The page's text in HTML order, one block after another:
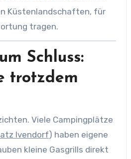
Küstenlandschaften, für
tragen.
Schluss:
trotzdem
Viele Campingplätze
Ivendorf) haben eigene
kleine Gasgrills direkt